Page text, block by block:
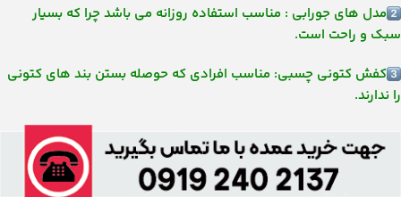
مدل های جورابی : مناسب استفاده روزانه می باشد چرا که بسیار
سبک و راحت است.
کفش کتونی چسبی: مناسب افرادی که حوصله بستن بند های کتونی
را ندارند.